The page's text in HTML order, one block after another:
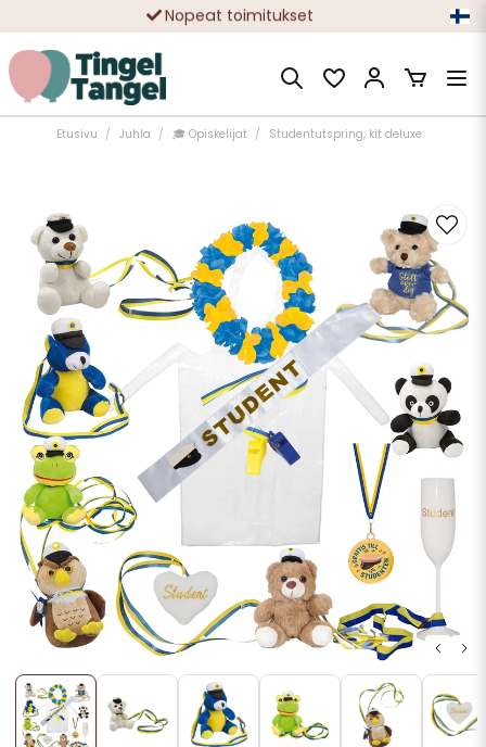
Ilmainen toimitus yli 49 € tilauksille
Etusivu Juhla 🎓 Opiskelijat Studentutspring, kit deluxe